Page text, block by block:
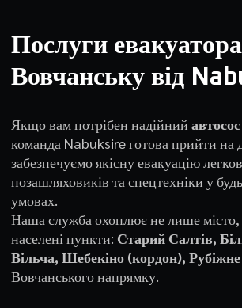
Послуги
Вовчанську від
Якщо вам потрібен надійний
команда Nabuksire готова прийти
забезпечуємо якісну евакуацію
позашляховиків та спецтехніки у
умовах.
Наша служба охоплює не лише місто,
населені пункти: Старий Салтів,
Вільча, Шебекіно (кордон), Рубіжне
Вовчанського напрямку.